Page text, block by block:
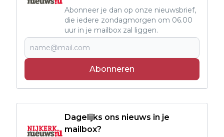
Abonneer je dan op onze nieuwsbrief,
die iedere zondagmorgen om 06.00
uur in je mailbox zal liggen.
Abonneren
Dagelijks ons nieuws in je
mailbox?